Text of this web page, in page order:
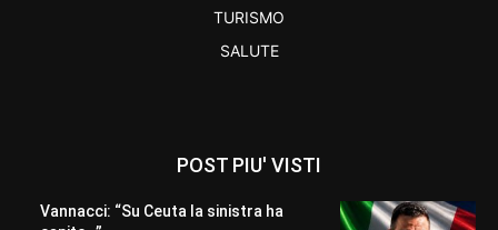
TURISMO
SALUTE
POST PIU' VISTI
Vannacci: “Su Ceuta la sinistra ha